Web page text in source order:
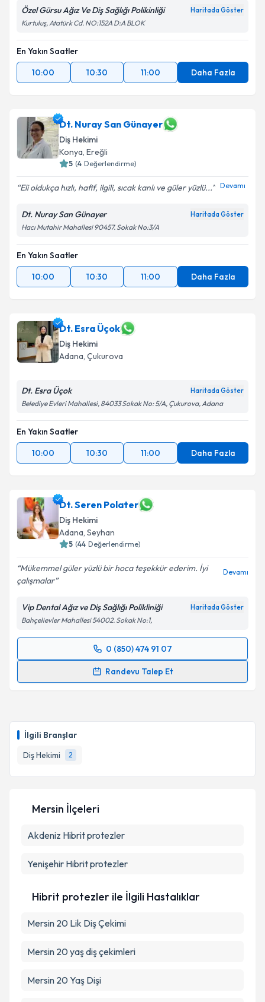
İlgili Branşlar
Diş Hekimi
2
Özel Gürsu Ağız Ve Diş Sağlığı Polikinliği Haritada Göster
Kurtuluş, Atatürk Cd. NO:152A D:A BLOK
En Yakın Saatler
10:00
10:30 11:00 Daha Fazla
Dt. Nuray San Günayer
Diş Hekimi
Konya, Ereğli
5 (4 Değerlendirme)
Eli oldukça hızlı, hafif, ilgili, sıcak kanlı ve güler yüzlü... Devamı
Dt. Nuray San Günayer Haritada Göster
Hacı Mutahir Mahallesi 90457. Sokak No:3/A
En Yakın Saatler
10:00
10:30 11:00 Daha Fazla
Dt. Esra Üçok
Diş Hekimi
Adana, Çukurova
Dt. Esra Üçok Haritada Göster
Belediye Evleri Mahallesi, 84033 Sokak No: 5/A, Çukurova, Adana
En Yakın Saatler
10:00
10:30 11:00 Daha Fazla
Dt. Seren Polater
Diş Hekimi
Adana, Seyhan
5 (44 Değerlendirme)
Mükemmel güler yüzlü bir hoca teşekkür ederim. İyi
çalışmalar
Devamı
Vip Dental Ağız ve Diş Sağlığı Polikliniği Haritada Göster
Bahçelievler Mahallesi 54002. Sokak No:1,
0 (850) 474 91 07
Randevu Talep Et
Randevu Takvimi Talebi
E-posta Adresiniz
Kişisel verilerimin işlenmesine ilişkin
Metni'ni okudum ve kişisel verilerimin belirtilen
Takvim Talebini Gönder
Mersin İlçeleri
Akdeniz Hibrit protezler
Yenişehir Hibrit protezler
Hibrit protezler ile İlgili Hastalıklar
Mersin 20 Lik Diş Çekimi
Mersin 20 yaş diş çekimleri
Mersin 20 Yaş Dişi